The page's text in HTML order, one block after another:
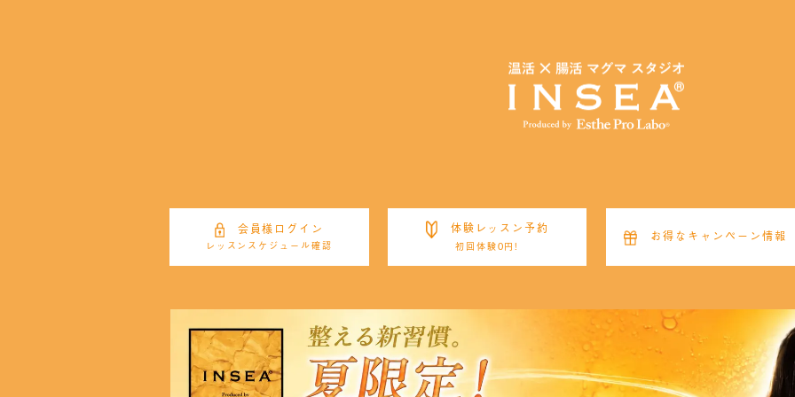
会員様ログイン
レッスンスケジュール確認
体験レッスン予約
初回体験0円!
お得なキャンペーン情報